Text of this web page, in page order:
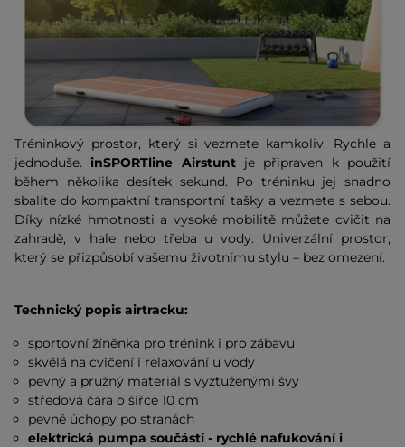
Tréninkový prostor, který si vezmete kamkoliv. Rychle a
jednoduše. inSPORTline Airstuntje připraven k použití
během několika desítek sekund. Po tréninku jej snadno
sbalíte do kompaktní transportní tašky a vezmete s sebou.
Díky nízké hmotnosti a vysoké mobilitě můžete cvičit na
zahradě, v hale nebo třeba u vody. Univerzální prostor,
který se přizpůsobí vašemu životnímu stylu – bez omezení.
Technický popis airtracku:
sportovní žíněnka pro trénink i pro zábavu
skvělá na cvičení i relaxování u vody
pevný a pružný materiál s vyztuženými švy
středová čára o šířce 10 cm
pevné úchopy po stranách
elektrická pumpa součástí - rychlé nafukování i